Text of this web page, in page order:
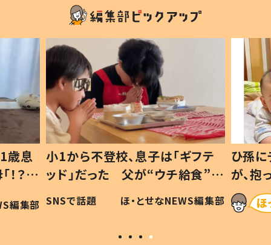
歳息
？」
編集部
小1から不登校、息子は「ギフテ
ッド」だった 父が“ウチ給食”を
作り続ける理由とは #令和の親
#令和の子
SNSで話題 ほ・とせなNEWS編集部
ひ孫
が、
「涙が
い」